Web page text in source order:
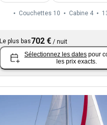
Couchettes 10 Cabine 4
Le plus bas702 € /nuit
Sélectionnez les dates pour
les prix exacts.